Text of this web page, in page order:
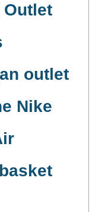
Outlet
outlet
Nike